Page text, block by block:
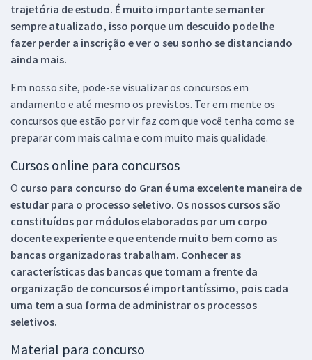
trajetória de estudo. É muito importante se manter
sempre atualizado, isso porque um descuido pode lhe
fazer perder a inscrição e ver o seu sonho se distanciando
ainda mais.
Em nosso site, pode-se visualizar os concursos em
andamento e até mesmo os previstos. Ter em mente os
concursos que estão por vir faz com que você tenha como se
preparar com mais calma e com muito mais qualidade.
Cursos online para concursos
O curso para concurso do Gran é uma excelente maneira de
estudar para o processo seletivo. Os nossos cursos são
constituídos por módulos elaborados por um corpo
docente experiente e que entende muito bem como as
bancas organizadoras trabalham. Conhecer as
características das bancas que tomam a frente da
organização de concursos é importantíssimo, pois cada
uma tem a sua forma de administrar os processos
seletivos.
Material para concurso